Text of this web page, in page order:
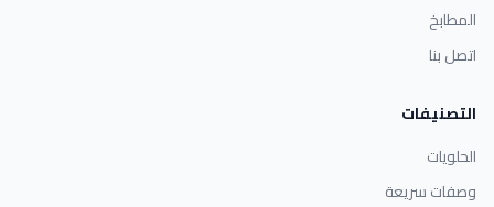
المطابخ
اتصل بنا
التصنيفات
الحلويات
وصفات سريعة